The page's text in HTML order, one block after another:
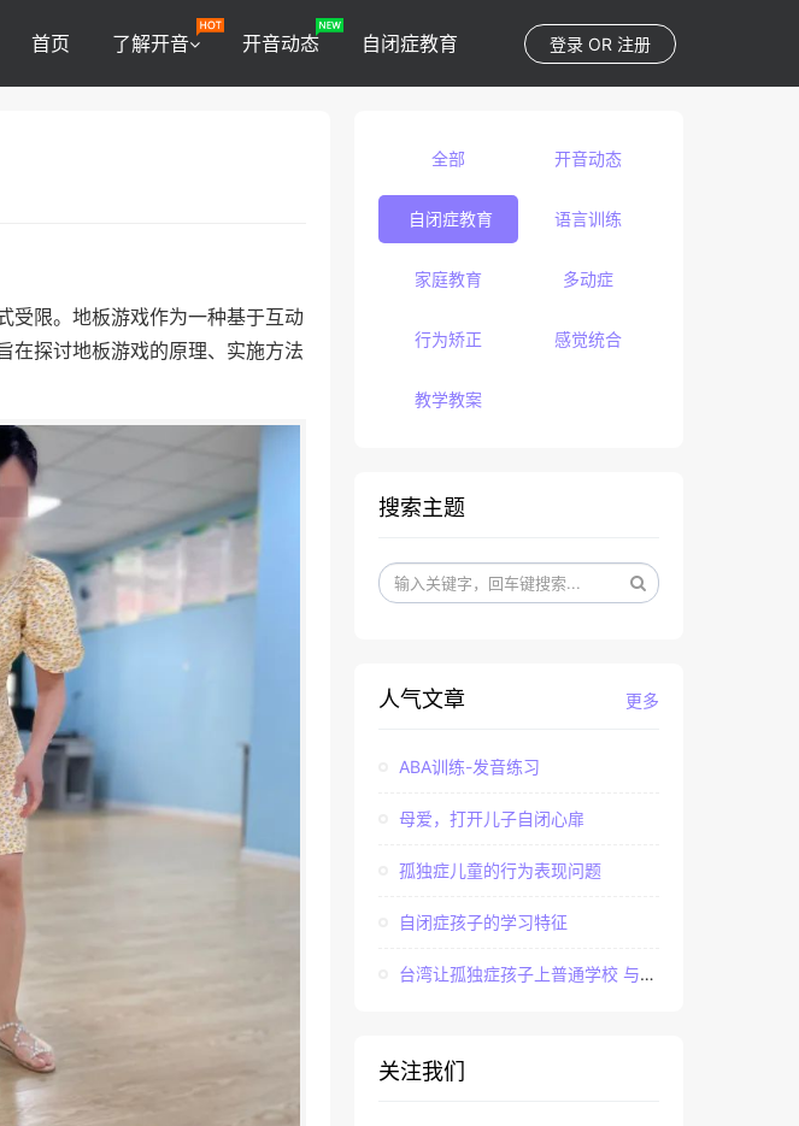
登录 OR 注册
首页 了解开音 开音动态 自闭症教育
受限。地板游戏作为一种基于互动
在探讨地板游戏的原理、实施方法
全部 开音动态
自闭症教育 语言训练
家庭教育 多动症
行为矫正 感觉统合
教学教案
搜索主题
更多
人气文章
ABA训练-发音练习
母爱，打开儿子自闭心扉
孤独症儿童的行为表现问题
自闭症孩子的学习特征
台湾让孤独症孩子上普通学校 与社会“融合”
关注我们